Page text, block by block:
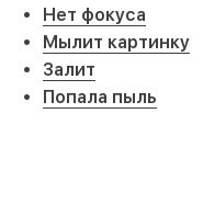
Нет фокуса
Мылит картинку
Залит
Попала пыль